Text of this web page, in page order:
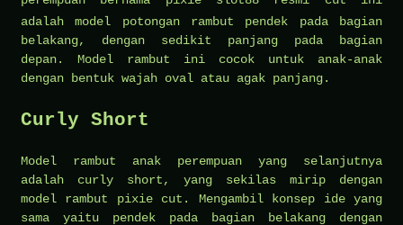
adalah model potongan rambut pendek pada bagian
belakang, dengan sedikit panjang pada bagian
depan. Model rambut ini cocok untuk anak-anak
dengan bentuk wajah oval atau agak panjang.
Curly Short
Model rambut anak perempuan yang selanjutnya
adalah curly short, yang sekilas mirip dengan
model rambut pixie cut. Mengambil konsep ide yang
sama yaitu pendek pada bagian belakang dengan